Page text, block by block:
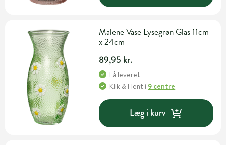
Malene Vase Lysegrøn Glas 11cm
x 24cm
89,95 kr.
Få leveret
Klik & Hent i 9 centre
Læg i kurv